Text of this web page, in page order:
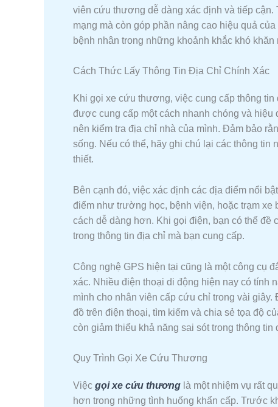
viên cứu thương dễ dàng xác định và tiếp
mạng mà còn góp phần nâng cao hiệu quả
bệnh nhân trong những khoảnh khắc khó khăn
Cách Thức Lấy Thông Tin Địa Chỉ Chính Xác
Khi gọi xe cứu thương, việc cung cấp thông
được cung cấp một cách nhanh chóng và
nên kiểm tra địa chỉ nhà của mình. Đảm bảo
sống. Nếu có thể, hãy ghi chú lại các thông tin
thiết.
Bên cạnh đó, việc xác định các địa điểm nổi
điểm như trường học, bệnh viện, hoặc trạm xe
cách dễ dàng hơn. Khi gọi điện, bạn có thể
trong thông tin địa chỉ mà bạn cung cấp.
Công nghệ GPS hiện tại cũng là một công cụ
xác. Nhiều điện thoại di động hiện nay có tính
mình cho nhân viên cấp cứu chỉ trong vài
đồ trên điện thoại, tìm kiếm và chia sẻ tọa độ
còn giảm thiểu khả năng sai sót trong thông tin
Quy Trình Gọi Xe Cứu Thương
Việc gọi xe cứu thương là một nhiệm vụ rất
hơn trong những tình huống khẩn cấp. Trước